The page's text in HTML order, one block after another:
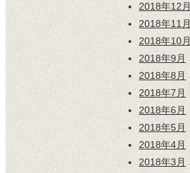
2018年12月
2018年11月
2018年10月
2018年9月
2018年8月
2018年7月
2018年6月
2018年5月
2018年4月
2018年3月